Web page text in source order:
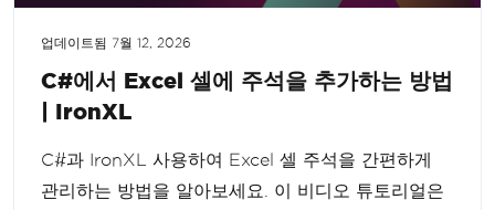
업데이트됨 7월 12, 2026
C#에서 Excel 셀에 주석을 추가하는 방법
| IronXL
C#과 IronXL 사용하여 Excel 셀 주석을 간편하게
관리하는 방법을 알아보세요. 이 비디오 튜토리얼은